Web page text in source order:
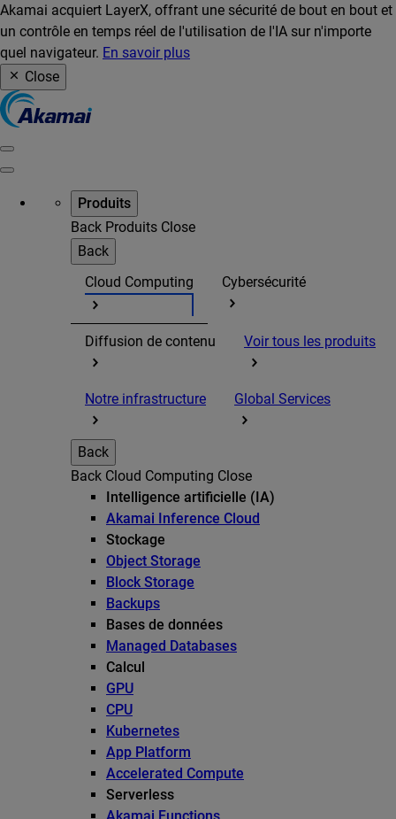
Akamai acquiert LayerX, offrant une sécurité de bout en bout et
un contrôle en temps réel de l'utilisation de l'IA sur n'importe
quel navigateur. En savoir plus
Close
Produits
Back Produits Close
Back
Cloud Computing
Cybersécurité
Diffusion de contenu Voir tous les produits
Notre infrastructure Global Services
Back
Back Cloud Computing Close
Intelligence artificielle (IA)
Akamai Inference Cloud
Stockage
Object Storage
Block Storage
Backups
Bases de données
Managed Databases
Calcul
GPU
CPU
Kubernetes
App Platform
Accelerated Compute
Serverless